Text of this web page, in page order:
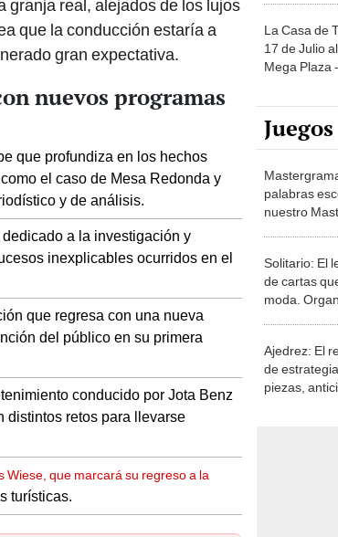
que la conducción estaría a
gran expectativa.
que profundiza en los hechos
el caso de Mesa Redonda y
y de análisis.
a la investigación y
inexplicables ocurridos en el
que regresa con una nueva
del público en su primera
conducido por Jota Benz
distintos retos para llevarse
Wiese, que marcará su regreso a la
turísticas.
17 de Julio
Mega Plaza
Juegos
palabras
nuestro
de cartas
moda.
demuestra
de
piezas,
consigue el